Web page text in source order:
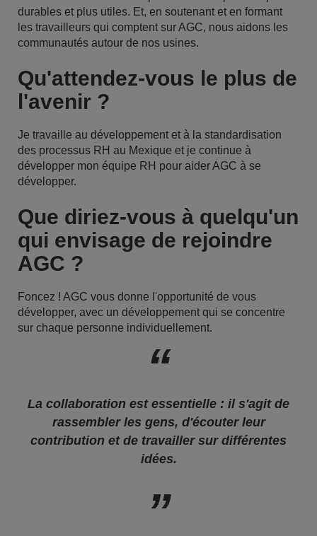
durables et plus utiles. Et, en soutenant et en formant
les travailleurs qui comptent sur AGC, nous aidons les
communautés autour de nos usines.
Qu'attendez-vous le plus de
l'avenir ?
Je travaille au développement et à la standardisation
des processus RH au Mexique et je continue à
développer mon équipe RH pour aider AGC à se
développer.
Que diriez-vous à quelqu'un
qui envisage de rejoindre
AGC ?
Foncez ! AGC vous donne l'opportunité de vous
développer, avec un développement qui se concentre
sur chaque personne individuellement.
La collaboration est essentielle : il s'agit de
rassembler les gens, d'écouter leur
contribution et de travailler sur différentes
idées.